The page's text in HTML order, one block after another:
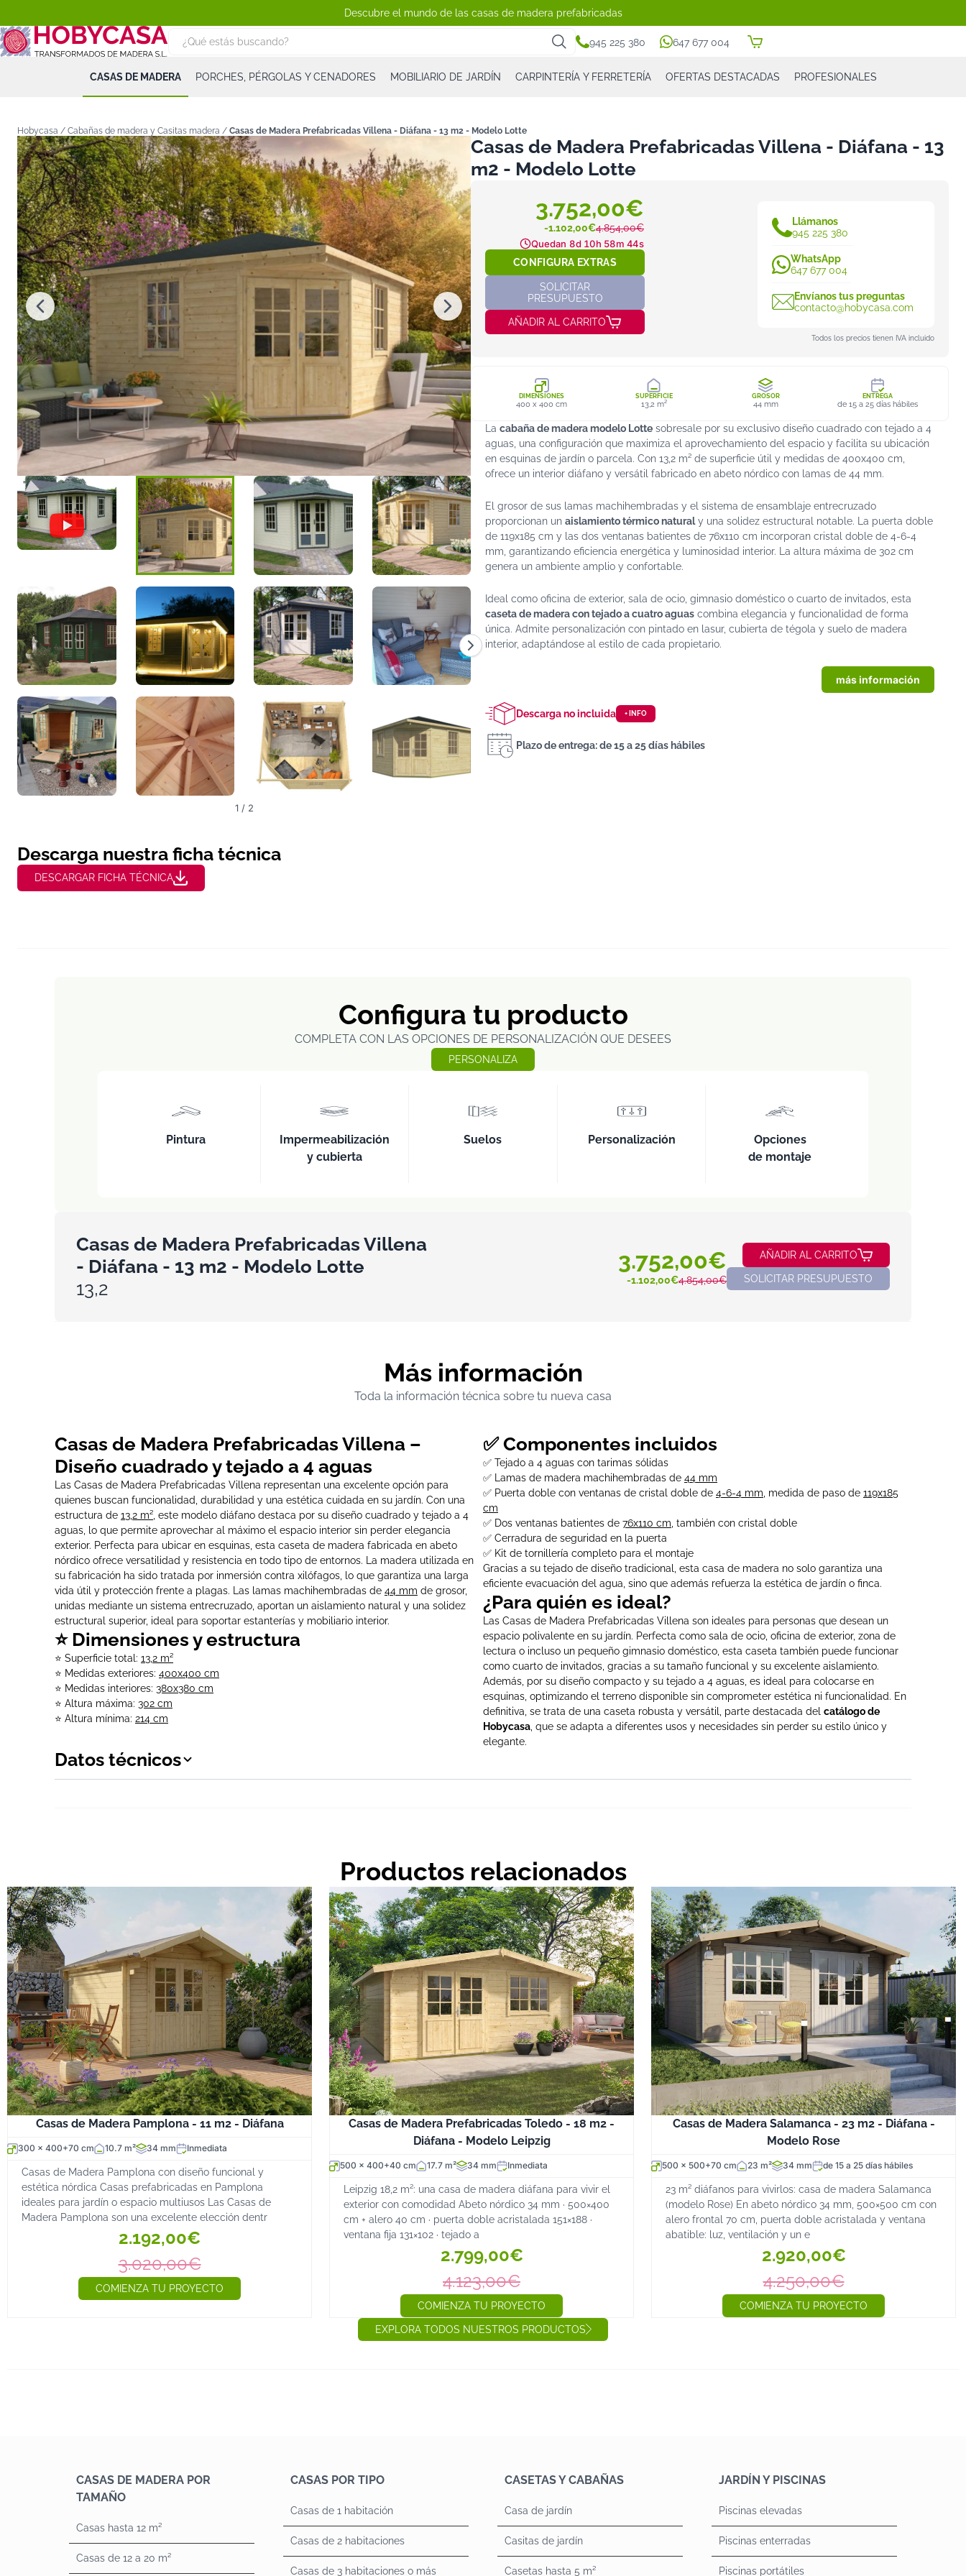
Descubre el mundo de las casas de madera prefabricadas
945 225 380 647 677 004
CASAS DE MADERA PORCHES, PÉRGOLAS Y CENADORES MOBILIARIO DE JARDÍN CARPINTERÍA Y FERRETERÍA OFERTAS DESTACADAS PROFESIONALES
Hobycasa / Cabañas de madera y Casitas madera / Casas de Madera Prefabricadas Villena - Diáfana - 13 m2 - Modelo Lotte
1 / 2
Descarga nuestra ficha técnica
DESCARGAR FICHA TÉCNICA
Casas de Madera Prefabricadas Villena - Diáfana - 13
m2 - Modelo Lotte
3.752,00€
-1.102,00€4.854,00€
Quedan 8d 10h 58m 43s
CONFIGURA EXTRAS
SOLICITAR
PRESUPUESTO
AÑADIR AL CARRITO
Llámanos
945 225 380
WhatsApp
647 677 004
Envíanos tus preguntas
contacto@hobycasa.com
Todos los precios tienen IVA incluido
DIMENSIONES
400 x 400 cm
SUPERFICIE
13,2 m²
GROSOR
44 mm
ENTREGA
de 15 a 25 días hábiles
La cabaña de madera modelo Lotte sobresale por su exclusivo diseño cuadrado con tejado a 4
aguas, una configuración que maximiza el aprovechamiento del espacio y facilita su ubicación
en esquinas de jardín o parcela. Con 13,2 m² de superficie útil y medidas de 400x400 cm,
ofrece un interior diáfano y versátil fabricado en abeto nórdico con lamas de 44 mm.
El grosor de sus lamas machihembradas y el sistema de ensamblaje entrecruzado
proporcionan un aislamiento térmico naturaly una solidez estructural notable. La puerta doble
de 119x185 cm y las dos ventanas batientes de 76x110 cm incorporan cristal doble de 4-6-4
mm, garantizando eficiencia energética y luminosidad interior. La altura máxima de 302 cm
genera un ambiente amplio y confortable.
Ideal como oficina de exterior, sala de ocio, gimnasio doméstico o cuarto de invitados, esta
caseta de madera con tejado a cuatro aguas combina elegancia y funcionalidad de forma
única. Admite personalización con pintado en lasur, cubierta de tégola y suelo de madera
interior, adaptándose al estilo de cada propietario.
más información
Descarga no incluida + INFO
Plazo de entrega: de 15 a 25 días hábiles
Configura tu producto
COMPLETA CON LAS OPCIONES DE PERSONALIZACIÓN QUE DESEES
PERSONALIZA
Pintura
Impermeabilización
y cubierta
Suelos Personalización
Opciones
de montaje
Casas de Madera Prefabricadas Villena
- Diáfana - 13 m2 - Modelo Lotte
13,2
3.752,00€
-1.102,00€4.854,00€
AÑADIR AL CARRITO
SOLICITAR PRESUPUESTO
Más información
Toda la información técnica sobre tu nueva casa
Casas de Madera Prefabricadas Villena –
Diseño cuadrado y tejado a 4 aguas
Las Casas de Madera Prefabricadas Villena representan una excelente opción para
quienes buscan funcionalidad, durabilidad y una estética cuidada en su jardín. Con una
estructura de 13,2 m² , este modelo diáfano destaca por su diseño cuadrado y tejado a 4
aguas, lo que permite aprovechar al máximo el espacio interior sin perder elegancia
exterior. Perfecta para ubicar en esquinas, esta caseta de madera fabricada en abeto
nórdico ofrece versatilidad y resistencia en todo tipo de entornos. La madera utilizada en
su fabricación ha sido tratada por inmersión contra xilófagos, lo que garantiza una larga
vida útil y protección frente a plagas. Las lamas machihembradas de 44 mm de grosor,
unidas mediante un sistema entrecruzado, aportan un aislamiento natural y una solidez
estructural superior, ideal para soportar estanterías y mobiliario interior.
⭐ Dimensiones y estructura
⭐ Superficie total: 13,2 m²
⭐ Medidas exteriores: 400x400 cm
⭐ Medidas interiores: 380x380 cm
⭐ Altura máxima: 302 cm
⭐ Altura mínima: 214 cm
✅ Componentes incluidos
✅ Tejado a 4 aguas con tarimas sólidas
✅ Lamas de madera machihembradas de 44 mm
✅ Puerta doble con ventanas de cristal doble de 4-6-4 mm , medida de paso de 119x185
cm
✅ Dos ventanas batientes de 76x110 cm , también con cristal doble
✅ Cerradura de seguridad en la puerta
✅ Kit de tornillería completo para el montaje
Gracias a su tejado de diseño tradicional, esta casa de madera no solo garantiza una
eficiente evacuación del agua, sino que además refuerza la estética de jardín o finca.
¿Para quién es ideal?
Las Casas de Madera Prefabricadas Villena son ideales para personas que desean un
espacio polivalente en su jardín. Perfecta como sala de ocio, oficina de exterior, zona de
lectura o incluso un pequeño gimnasio doméstico, esta caseta también puede funcionar
como cuarto de invitados, gracias a su tamaño funcional y su excelente aislamiento.
Además, por su diseño compacto y su tejado a 4 aguas, es ideal para colocarse en
esquinas, optimizando el terreno disponible sin comprometer estética ni funcionalidad. En
definitiva, se trata de una caseta robusta y versátil, parte destacada del catálogo de
Hobycasa , que se adapta a diferentes usos y necesidades sin perder su estilo único y
elegante.
Datos técnicos
Productos relacionados
Casas de Madera Pamplona - 11 m2 - Diáfana
300 x 400+70 cm 10.7 m² 34 mm Inmediata
Casas de Madera Pamplona con diseño funcional y
estética nórdica Casas prefabricadas en Pamplona
ideales para jardín o espacio multiusos Las Casas de
Madera Pamplona son una excelente elección dentr
2.192,00€
3.020,00€
COMIENZA TU PROYECTO
Casas de Madera Prefabricadas Toledo - 18 m2 -
Diáfana - Modelo Leipzig
500 x 400+40 cm 17.7 m² 34 mm Inmediata
Leipzig 18,2 m²: una casa de madera diáfana para vivir el
exterior con comodidad Abeto nórdico 34 mm · 500×400
cm + alero 40 cm · puerta doble acristalada 151×188 ·
ventana fija 131×102 · tejado a
2.799,00€
4.123,00€
COMIENZA TU PROYECTO
Casas de Madera Salamanca - 23 m2 - Diáfana -
Modelo Rose
500 x 500+70 cm 23 m² 34 mm de 15 a 25 días hábiles
23 m² diáfanos para vivirlos: casa de madera Salamanca
(modelo Rose) En abeto nórdico 34 mm, 500×500 cm con
alero frontal 70 cm, puerta doble acristalada y ventana
abatible: luz, ventilación y un e
2.920,00€
4.250,00€
COMIENZA TU PROYECTO
EXPLORA TODOS NUESTROS PRODUCTOS
CASAS DE MADERA POR
TAMAÑO
Casas hasta 12 m²
Casas de 12 a 20 m²
CASAS POR TIPO
Casas de 1 habitación
Casas de 2 habitaciones
Casas de 3 habitaciones o más
CASETAS Y CABAÑAS
Casa de jardín
Casitas de jardín
Casetas hasta 5 m²
JARDÍN Y PISCINAS
Piscinas elevadas
Piscinas enterradas
Piscinas portátiles